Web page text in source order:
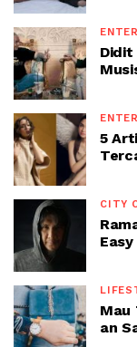
Didit
5
CITY
Easy
Mau
an